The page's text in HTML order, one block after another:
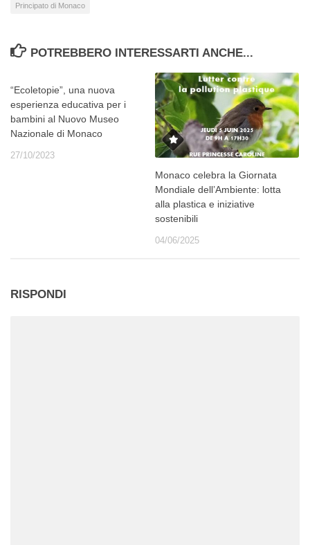
Principato di Monaco
POTREBBERO INTERESSARTI ANCHE...
“Ecoletopie”, una nuova
esperienza educativa per i
bambini al Nuovo Museo
Nazionale di Monaco
27/10/2023
Monaco celebra la Giornata
Mondiale dell’Ambiente: lotta
alla plastica e iniziative
sostenibili
04/06/2025
RISPONDI